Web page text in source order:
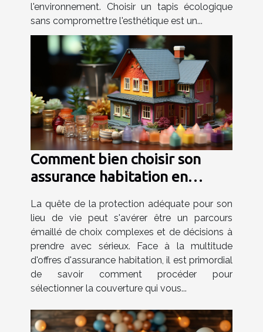
l'environnement. Choisir un tapis écologique
sans compromettre l'esthétique est un...
Comment bien choisir son
assurance habitation en
La quête de la protection adéquate pour son
lieu de vie peut s'avérer être un parcours
émaillé de choix complexes et de décisions à
prendre avec sérieux. Face à la multitude
d'offres d'assurance habitation, il est primordial
de savoir comment procéder pour
sélectionner la couverture qui vous...